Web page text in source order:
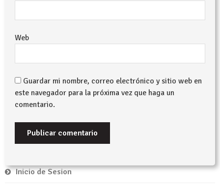
Web
Guardar mi nombre, correo electrónico y sitio web en
este navegador para la próxima vez que haga un
comentario.
Inicio de Sesion